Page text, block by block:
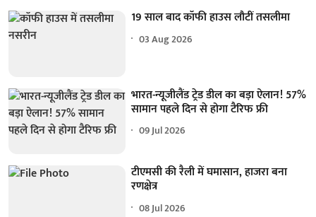
19 साल बाद कॉफी हाउस लौटीं तसलीमा
03 Aug 2026
भारत-न्यूजीलैंड ट्रेड डील का बड़ा ऐलान! 57%
सामान पहले दिन से होगा टैरिफ फ्री
09 Jul 2026
टीएमसी की रैली में घमासान, हाजरा बना
रणक्षेत्र
08 Jul 2026